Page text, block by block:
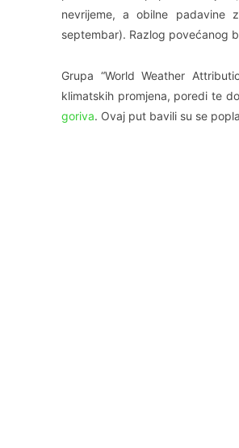
nevrijeme, a obilne padavine
septembar). Razlog povećanog
Grupa “World Weather
klimatskih promjena, poredi te
goriva. Ovaj put bavili su se